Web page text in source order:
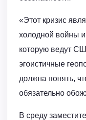
«Этот кризис
холодной войны и
которую ведут
эгоистичные
должна понять,
обязательно
В среду